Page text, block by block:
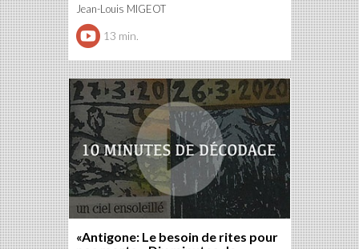
Jean-Louis MIGEOT
13 min.
«Antigone: Le besoin de rites pour